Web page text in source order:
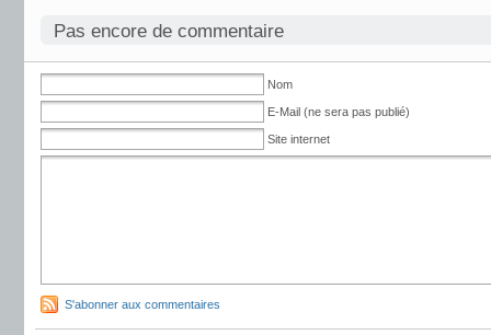
Pas encore de commentaire
Nom
E-Mail (ne sera pas publié)
Site internet
S'abonner aux commentaires